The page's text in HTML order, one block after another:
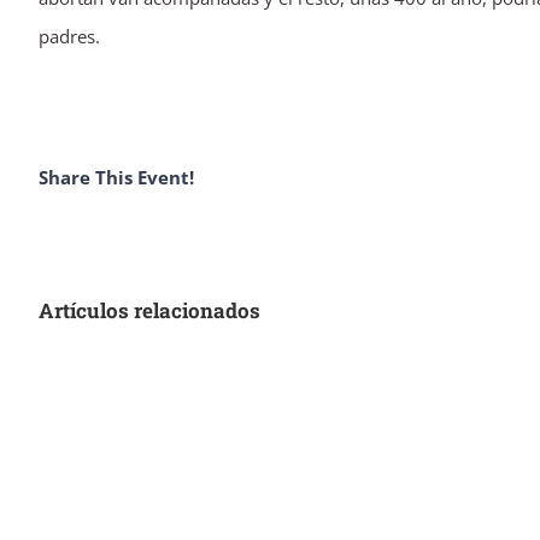
padres.
Share This Event!
Artículos relacionados